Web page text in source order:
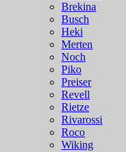
Brekina
Busch
Heki
Merten
Noch
Piko
Preiser
Revell
Rietze
Rivarossi
Roco
Wiking